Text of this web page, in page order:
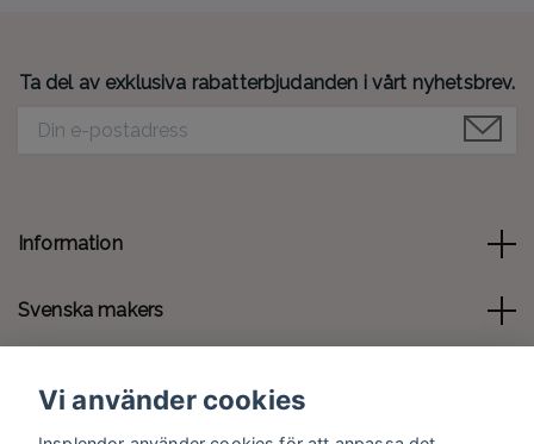
Ta del av exklusiva rabatterbjudanden i vårt nyhetsbrev.
Information
Svenska makers
Vi använder cookies